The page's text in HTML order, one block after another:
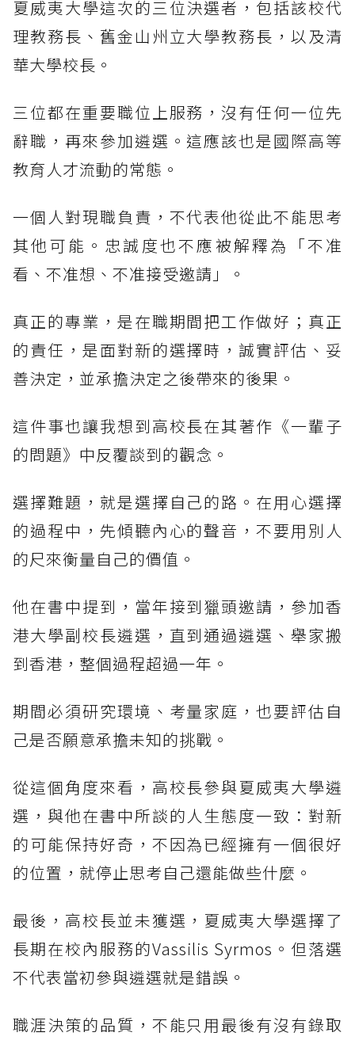
夏威夷大學這次的三位決選者，包括該校代
理教務長、舊金山州立大學教務長，以及清
華大學校長。
三位都在重要職位上服務，沒有任何一位先
辭職，再來參加遴選。這應該也是國際高等
教育人才流動的常態。
一個人對現職負責，不代表他從此不能思考
其他可能。忠誠度也不應被解釋為「不准
看、不准想、不准接受邀請」。
真正的專業，是在職期間把工作做好；真正
的責任，是面對新的選擇時，誠實評估、妥
善決定，並承擔決定之後帶來的後果。
這件事也讓我想到高校長在其著作《一輩子
的問題》中反覆談到的觀念。
選擇難題，就是選擇自己的路。在用心選擇
的過程中，先傾聽內心的聲音，不要用別人
的尺來衡量自己的價值。
他在書中提到，當年接到獵頭邀請，參加香
港大學副校長遴選，直到通過遴選、舉家搬
到香港，整個過程超過一年。
期間必須研究環境、考量家庭，也要評估自
己是否願意承擔未知的挑戰。
從這個角度來看，高校長參與夏威夷大學遴
選，與他在書中所談的人生態度一致：對新
的可能保持好奇，不因為已經擁有一個很好
的位置，就停止思考自己還能做些什麼。
最後，高校長並未獲選，夏威夷大學選擇了
長期在校內服務的Vassilis Syrmos。但落選
不代表當初參與遴選就是錯誤。
職涯決策的品質，不能只用最後有沒有錄取